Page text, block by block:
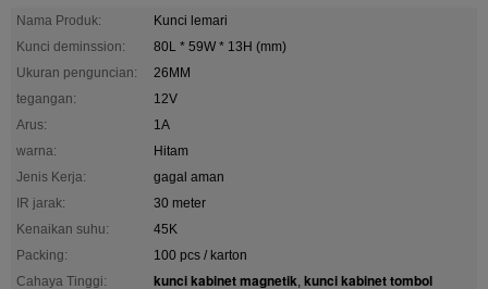
Nama Produk:
Kunci lemari
Kunci deminssion:
80L * 59W * 13H (mm)
Ukuran penguncian:
26MM
tegangan:
12V
Arus:
1A
warna:
Hitam
Jenis Kerja:
gagal aman
IR jarak:
30 meter
Kenaikan suhu:
45K
Packing:
100 pcs / karton
Cahaya Tinggi:
kunci kabinet magnetik, kunci kabinet tombol